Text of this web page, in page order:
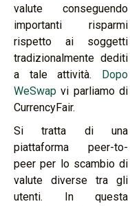
valute conseguendo
importanti risparmi
rispetto ai soggetti
tradizionalmente dediti
a tale attività.
Dopo
WeSwap vi parliamo di
CurrencyFair.
Si tratta di una
piattaforma peer-to-
peer per lo scambio di
valute diverse tra gli
utenti. In questa